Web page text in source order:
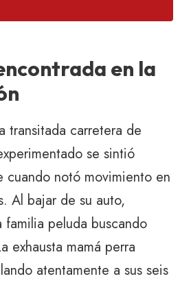
en la
transitada carretera de
se sintió
cuando notó movimiento en
Al bajar de su auto,
peluda buscando
exhausta mamá perra
atentamente a sus seis